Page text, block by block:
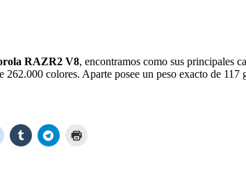
RAZR2 V8, encontramos como sus principales
262.000 colores. Aparte posee un peso exacto de